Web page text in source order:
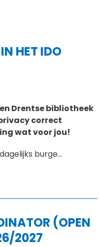
HET IDO
Drentse bibliotheek
correct
wat voor jou!
burge...
(OPEN
2027